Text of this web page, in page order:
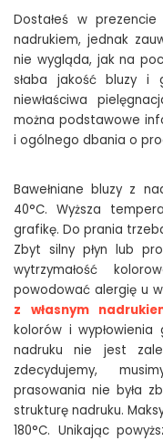
Dostałeś w
nadrukiem, jednak
nie wygląda, jak na
słaba jakość bluzy i
niewłaściwa
można podstawowe
i ogólnego dbania o
Bawełniane bluzy z
40°C. Wyższa
grafikę. Do prania
Zbyt silny płyn lub
wytrzymałość
powodować alergię u
z własnym
kolorów i
nadruku nie jest
zdecydujemy,
prasowania nie była
strukturę nadruku.
180°C. Unikając